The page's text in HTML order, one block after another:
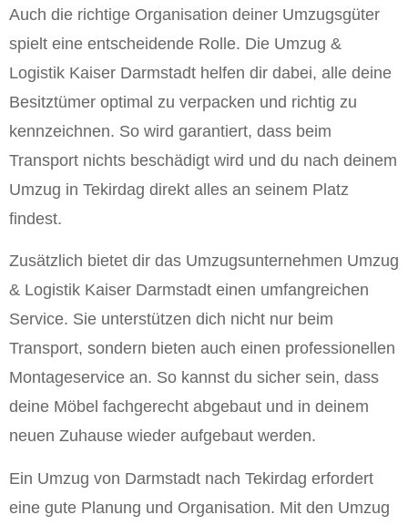
Auch die richtige Organisation deiner Umzugsgüter
spielt eine entscheidende Rolle. Die Umzug &
Logistik Kaiser Darmstadt helfen dir dabei, alle deine
Besitztümer optimal zu verpacken und richtig zu
kennzeichnen. So wird garantiert, dass beim
Transport nichts beschädigt wird und du nach deinem
Umzug in Tekirdag direkt alles an seinem Platz
findest.
Zusätzlich bietet dir das Umzugsunternehmen Umzug
& Logistik Kaiser Darmstadt einen umfangreichen
Service. Sie unterstützen dich nicht nur beim
Transport, sondern bieten auch einen professionellen
Montageservice an. So kannst du sicher sein, dass
deine Möbel fachgerecht abgebaut und in deinem
neuen Zuhause wieder aufgebaut werden.
Ein Umzug von Darmstadt nach Tekirdag erfordert
eine gute Planung und Organisation. Mit den Umzug